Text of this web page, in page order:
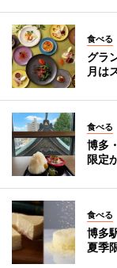
食べる
グラ
月は
食べる
博多
限定
食べる
博多
夏季